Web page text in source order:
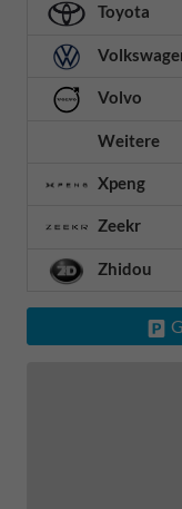
Toyota
Volvo
Weitere
Xpeng
Zeekr
Zhidou